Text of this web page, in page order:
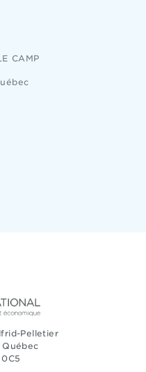
CAMP
Pelletier
0C5